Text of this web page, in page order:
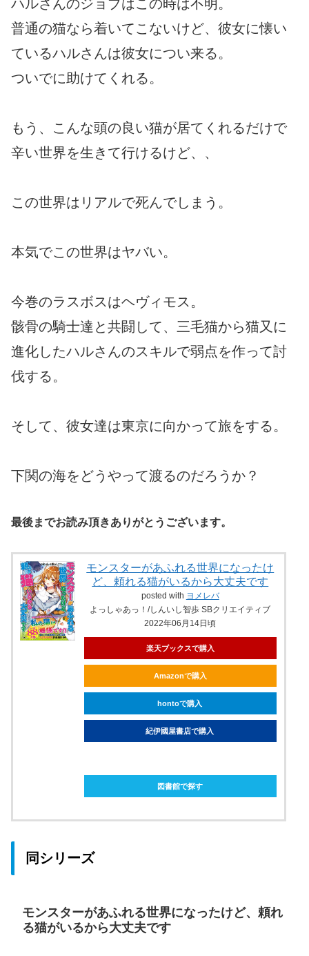
ハルさんのジョブはこの時は不明。
普通の猫なら着いてこないけど、彼女に懐い
ているハルさんは彼女につい来る。
ついでに助けてくれる。
もう、こんな頭の良い猫が居てくれるだけで
辛い世界を生きて行けるけど、、
この世界はリアルで死んでしまう。
本気でこの世界はヤバい。
今巻のラスボスはヘヴィモス。
骸骨の騎士達と共闘して、三毛猫から猫又に
進化したハルさんのスキルで弱点を作って討
伐する。
そして、彼女達は東京に向かって旅をする。
下関の海をどうやって渡るのだろうか？
最後までお読み頂きありがとうございます。
モンスターがあふれる世界になったけ
ど、頼れる猫がいるから大丈夫です
posted with ヨメレバ
よっしゃあっ！/しんいし智歩 SBクリエイティブ
2022年06月14日頃
楽天ブックスで購入
Amazonで購入
hontoで購入
紀伊國屋書店で購入
図書館で探す
同シリーズ
モンスターがあふれる世界になったけど、頼れ
る猫がいるから大丈夫です